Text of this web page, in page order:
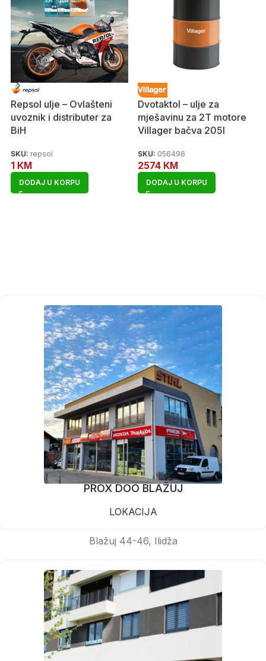
Repsol ulje – Ovlašteni
uvoznik i distributer za
BiH
SKU: repsol
1 KM
DODAJ U KORPU
Dvotaktol – ulje za
mješavinu za 2T motore
Villager bačva 205l
SKU: 056496
2574 KM
DODAJ U KORPU
PROX DOO BLAŽUJ
LOKACIJA
Blažuj 44-46, Ilidža